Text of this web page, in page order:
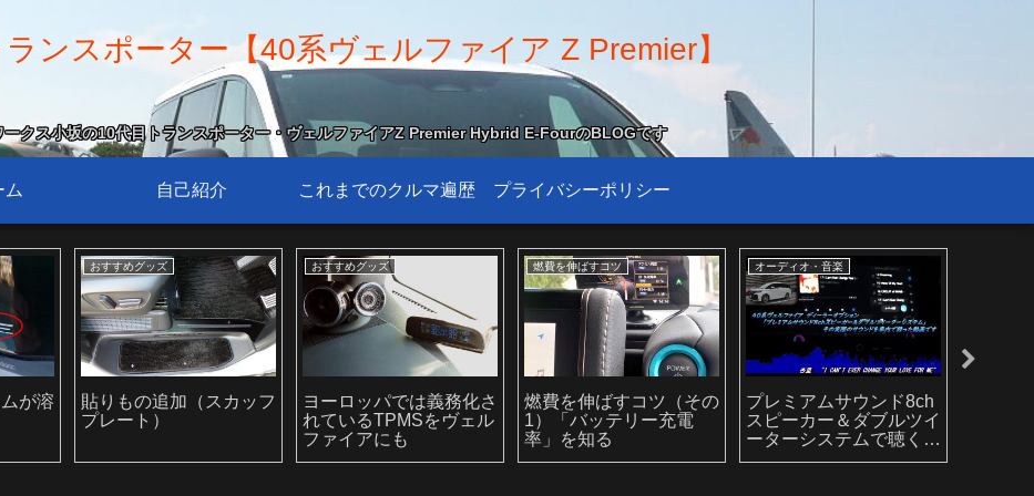
ンスポーター【40系ヴェルファイア Z Premier】
ークス小坂の10代目トランスポーター・ヴェルファイアZ Premier Hybrid E-FourのBLOGです
ム 自己紹介 これまでのクルマ遍歴 プライバシーポリシー
人生
おすすめグッズ
バッテリー上がり恐怖
症!?
ホイール＆タイヤ
サマータイヤ＆ホイール
セットに交換完了
酷いデザイン
マジか‥‥‥クラウンヴ
ェルファイアだと！？
おすすめグッズ
盗難防止には「ブレーキ
ペダルロック」が効果あ
り